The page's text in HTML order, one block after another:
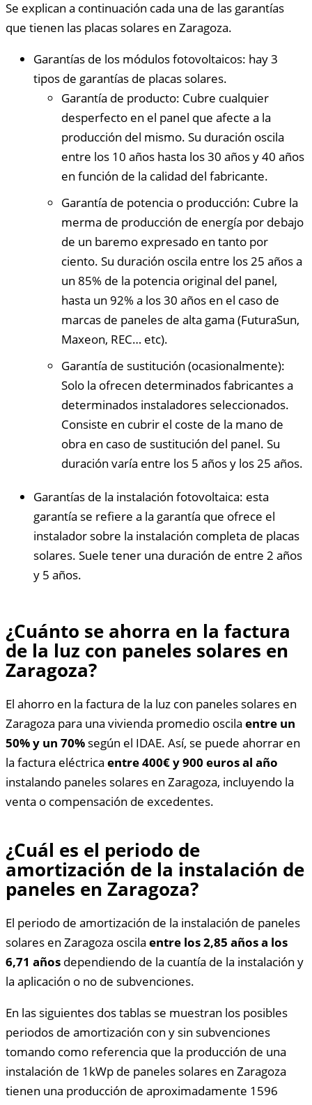
Se explican a continuación cada una de las garantías
que tienen las placas solares en Zaragoza.
Garantías de los módulos fotovoltaicos: hay 3
tipos de garantías de placas solares.
Garantía de producto: Cubre cualquier
desperfecto en el panel que afecte a la
producción del mismo. Su duración oscila
entre los 10 años hasta los 30 años y 40 años
en función de la calidad del fabricante.
Garantía de potencia o producción: Cubre la
merma de producción de energía por debajo
de un baremo expresado en tanto por
ciento. Su duración oscila entre los 25 años a
un 85% de la potencia original del panel,
hasta un 92% a los 30 años en el caso de
marcas de paneles de alta gama (FuturaSun,
Maxeon, REC… etc).
Garantía de sustitución (ocasionalmente):
Solo la ofrecen determinados fabricantes a
determinados instaladores seleccionados.
Consiste en cubrir el coste de la mano de
obra en caso de sustitución del panel. Su
duración varía entre los 5 años y los 25 años.
Garantías de la instalación fotovoltaica: esta
garantía se refiere a la garantía que ofrece el
instalador sobre la instalación completa de placas
solares. Suele tener una duración de entre 2 años
y 5 años.
¿Cuánto se ahorra en la factura
de la luz con paneles solares en
Zaragoza?
El ahorro en la factura de la luz con paneles solares en
Zaragoza para una vivienda promedio oscila entre un
50% y un 70% según el IDAE. Así, se puede ahorrar en
la factura eléctrica entre 400€ y 900 euros al año
instalando paneles solares en Zaragoza, incluyendo la
venta o compensación de excedentes.
¿Cuál es el periodo de
amortización de la instalación de
paneles en Zaragoza?
El periodo de amortización de la instalación de paneles
solares en Zaragoza oscila entre los 2,85 años a los
6,71 años dependiendo de la cuantía de la instalación y
la aplicación o no de subvenciones.
En las siguientes dos tablas se muestran los posibles
periodos de amortización con y sin subvenciones
tomando como referencia que la producción de una
instalación de 1kWp de paneles solares en Zaragoza
tienen una producción de aproximadamente 1596